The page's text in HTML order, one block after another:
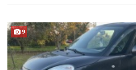
PRETRAŽI
9